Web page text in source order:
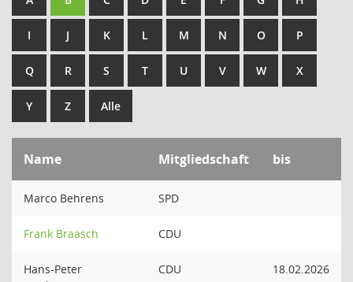
I J K L M N O P
Q R S T U V W X
Y Z Alle
Name Mitgliedschaft bis
Marco Behrens SPD
Frank Braasch CDU
Hans-Peter
CDU 18.02.2026